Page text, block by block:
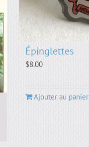
Épinglettes
$8.00
Ajouter au panier